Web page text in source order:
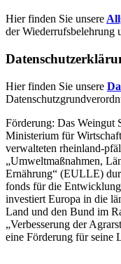
Hier finden Sie unsere
der Wiederrufsbelehrung
Hier finden Sie unsere
Förderung: Das Weingut
Minis­terium für
verwal­teten rhein­land-
„Umwelt­maßnahmen,
Ernährung“ (EULLE)
fonds für die
investiert Europa in die
Land und den Bund im
„Verbes­serung der
eine Förderung für seine